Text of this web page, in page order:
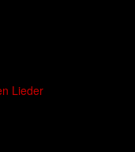
Lieder